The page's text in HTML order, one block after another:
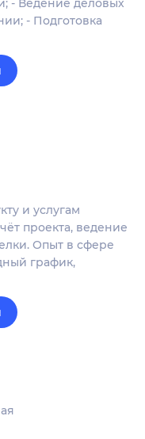
- Ведение деловых
- Подготовка
и услугам
проекта, ведение
Опыт в сфере
график,